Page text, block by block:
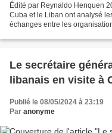
Édité par Reynaldo Henquen
Cuba et le Liban ont analysé
échanges entre les
Le secrétaire
libanais en visite à
Publié le 08/05/2024 à 23:19
Par anonyme